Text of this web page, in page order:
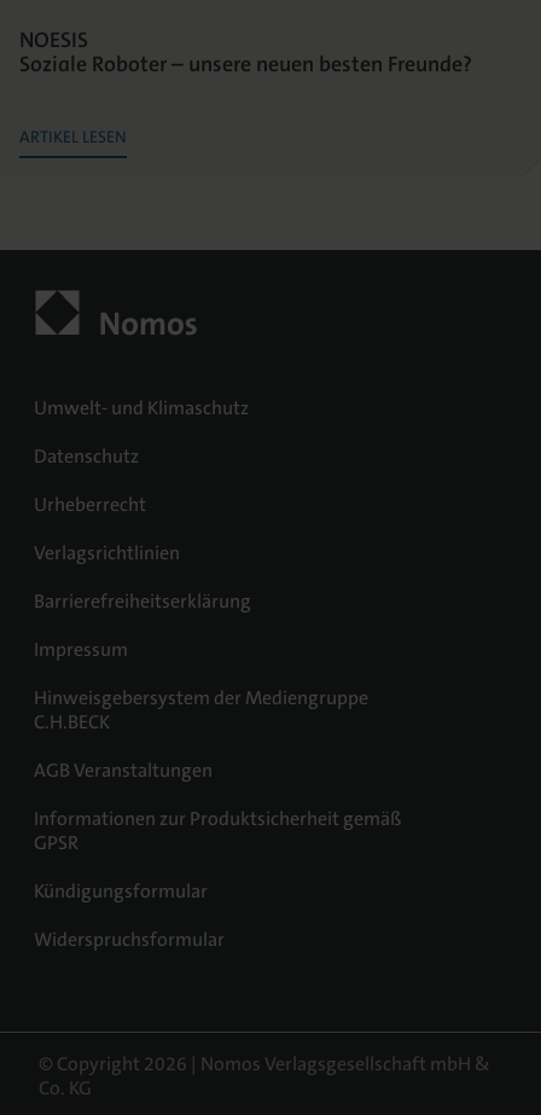
NOESIS
Soziale Roboter – unsere neuen besten Freunde?
ARTIKEL LESEN
Umwelt- und Klimaschutz
Datenschutz
Urheberrecht
Verlagsrichtlinien
Barrierefreiheitserklärung
Impressum
Hinweisgebersystem der Mediengruppe
C.H.BECK
AGB Veranstaltungen
Informationen zur Produktsicherheit gemäß
GPSR
Kündigungsformular
Widerspruchsformular
© Copyright 2026 | Nomos Verlagsgesellschaft mbH &
Co. KG